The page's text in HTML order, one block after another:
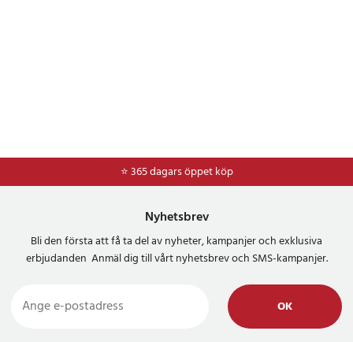
⭐ 365 dagars öppet köp
⭐Frakt 49kr *
Nyhetsbrev
Bli den första att få ta del av nyheter, kampanjer och exklusiva
erbjudanden Anmäl dig till vårt nyhetsbrev och SMS-kampanjer.
OK